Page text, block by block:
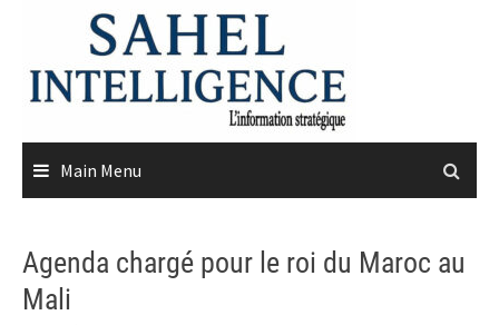
content
Main Menu
Agenda chargé pour le roi du Maroc au
Mali